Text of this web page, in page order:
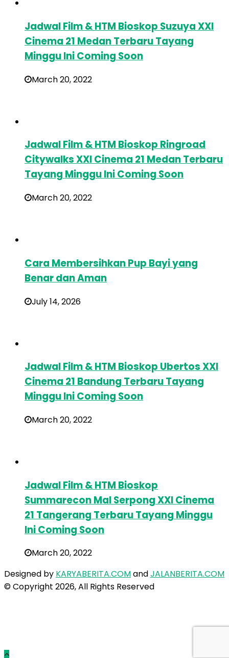
Jadwal Film & HTM Bioskop Suzuya XXI
Cinema 21 Medan Terbaru Tayang
Minggu Ini Coming Soon
March 20, 2022
Jadwal Film & HTM Bioskop Ringroad
Citywalks XXI Cinema 21 Medan Terbaru
Tayang Minggu Ini Coming Soon
March 20, 2022
Cara Membersihkan Pup Bayi yang
Benar dan Aman
July 14, 2026
Jadwal Film & HTM Bioskop Ubertos XXI
Cinema 21 Bandung Terbaru Tayang
Minggu Ini Coming Soon
March 20, 2022
Jadwal Film & HTM Bioskop
Summarecon Mal Serpong XXI Cinema
21 Tangerang Terbaru Tayang Minggu
Ini Coming Soon
March 20, 2022
Designed by KARYABERITA.COMandJALANBERITA.COM
© Copyright 2026, All Rights Reserved